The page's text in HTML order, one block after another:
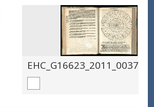
EHC_G16623_2011_0037.tif